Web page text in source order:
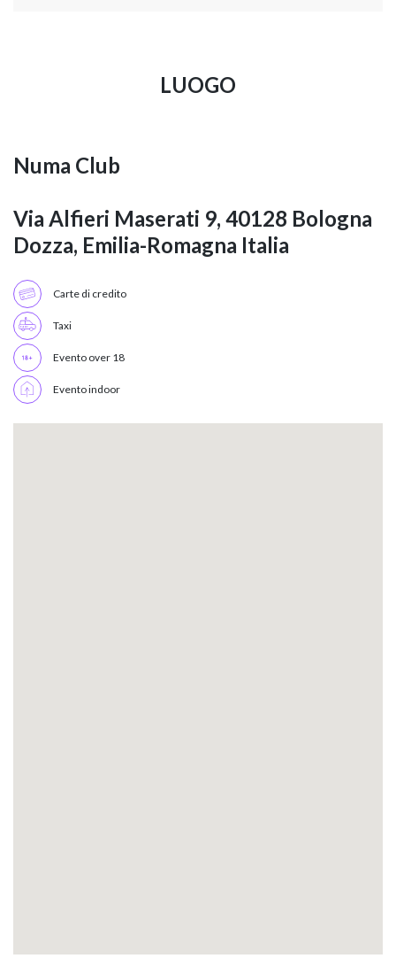
LUOGO
Numa Club
Via Alfieri Maserati 9, 40128 Bologna
Dozza, Emilia-Romagna Italia
Carte di credito
Taxi
Evento over 18
Evento indoor